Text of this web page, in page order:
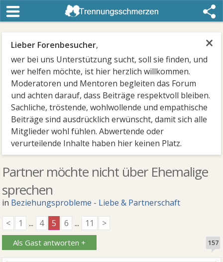
×
Lieber Forenbesucher,
wer bei uns Unterstützung sucht, soll sie finden, und
wer helfen möchte, ist hier herzlich willkommen.
Moderatoren und Mentoren begleiten das Forum
und achten darauf, dass Beiträge respektvoll bleiben.
Sachliche, tröstende, wohlwollende und empathische
Beiträge sind ausdrücklich erwünscht, damit sich alle
Mitglieder wohl fühlen. Abwertende oder
verurteilende Inhalte haben hier keinen Platz.
Partner möchte nicht über Ehemalige
sprechen
in Beziehungsprobleme - Liebe & Partnerschaft
<
1 ... 4 5 6 ... 11 >
Als Gast antworten + 157